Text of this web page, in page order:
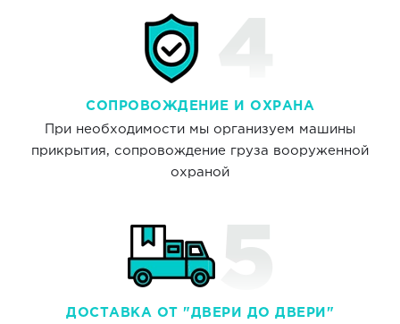
СОПРОВОЖДЕНИЕ И ОХРАНА
При необходимости мы организуем машины
прикрытия, сопровождение груза вооруженной
охраной
ДОСТАВКА ОТ "ДВЕРИ ДО ДВЕРИ"